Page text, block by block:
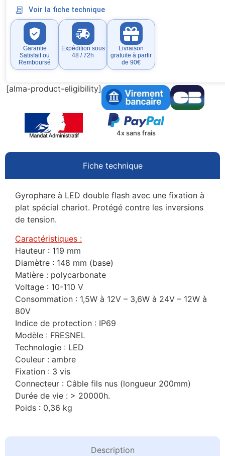
Voir la fiche technique
Garantie
Satisfait ou
Remboursé
Expédition sous
48 / 72h
Livraison
gratuite à partir
de 90€
[alma-product-eligibility]
4x sans frais
Fiche technique
Description
Gyrophare à LED double flash avec une fixation à
plat spécial chariot. Protégé contre les inversions
de tension.
Caractéristiques :
Hauteur : 119 mm
Diamètre : 148 mm (base)
Matière : polycarbonate
Voltage : 10-110 V
Consommation : 1,5W à 12V – 3,6W à 24V – 12W à
80V
Indice de protection : IP69
Modèle : FRESNEL
Technologie : LED
Couleur : ambre
Fixation : 3 vis
Connecteur : Câble fils nus (longueur 200mm)
Durée de vie : > 20000h.
Poids : 0,36 kg